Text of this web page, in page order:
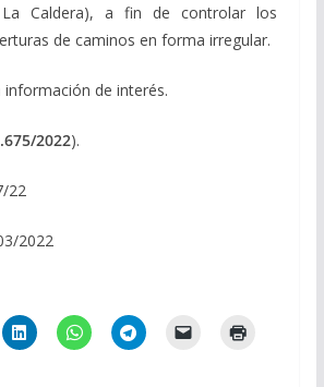
La Caldera), a fin de controlar los
de caminos en forma irregular.
de interés.
2022).
22
2022